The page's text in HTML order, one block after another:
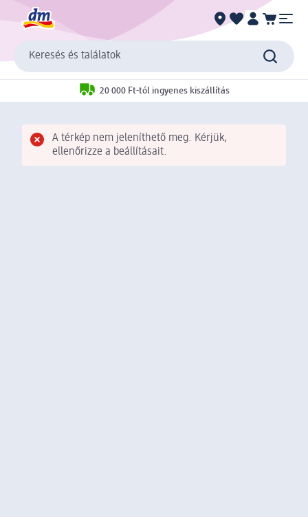
Keresés és találatok
20 000 Ft-tól ingyenes kiszállítás
A térkép nem jeleníthető meg. Kérjük,
ellenőrizze a beállításait.